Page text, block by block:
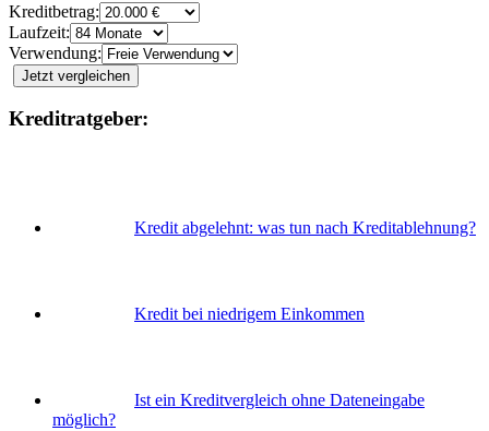
Kreditbetrag:
Laufzeit:
Verwendung:
Jetzt vergleichen
Kreditratgeber:
Kredit abgelehnt: was tun nach Kreditablehnung?
Kredit bei niedrigem Einkommen
Ist ein Kreditvergleich ohne Dateneingabe
möglich?